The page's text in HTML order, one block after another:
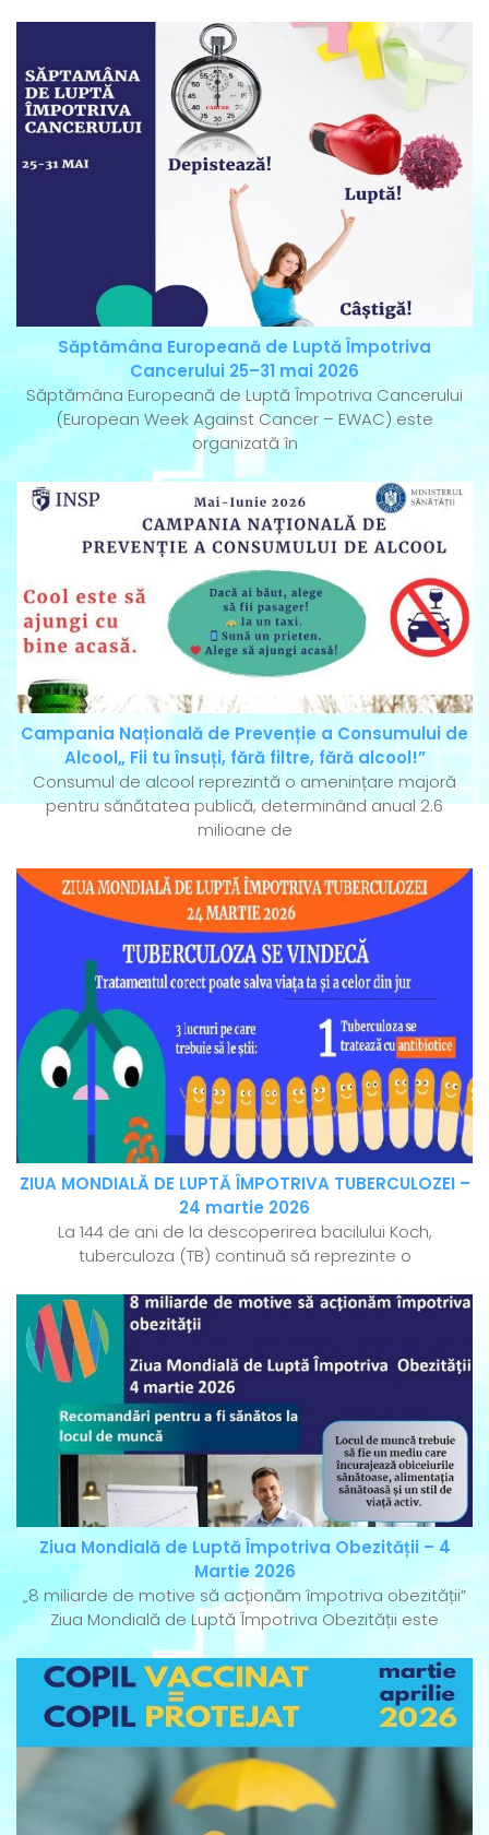
Săptămâna Europeană de Luptă Împotriva
Cancerului 25–31 mai 2026
Săptămâna Europeană de Luptă Împotriva Cancerului
(European Week Against Cancer – EWAC) este
organizată în
Campania Națională de Prevenție a Consumului de
Alcool„ Fii tu însuți, fără filtre, fără alcool!”
Consumul de alcool reprezintă o amenințare majoră
pentru sănătatea publică, determinând anual 2.6
milioane de
ZIUA MONDIALĂ DE LUPTĂ ÎMPOTRIVA TUBERCULOZEI –
24 martie 2026
La 144 de ani de la descoperirea bacilului Koch,
tuberculoza (TB) continuă să reprezinte o
Ziua Mondială de Luptă Împotriva Obezității – 4
Martie 2026
„8 miliarde de motive să acționăm împotriva obezității”
Ziua Mondială de Luptă Împotriva Obezității este